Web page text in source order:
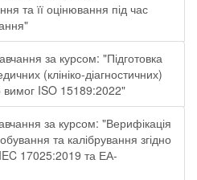
та її оцінювання під час
за курсом: "Підготовка
(клініко-діагностичних)
вимог ISO 15189:2022"
за курсом: "Верифікація
та калібрування згідно
17025:2019 та ЕА-